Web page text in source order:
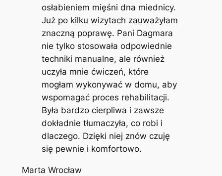
osłabieniem mięśni dna miednicy.
Już po kilku wizytach zauważyłam
znaczną poprawę. Pani Dagmara
nie tylko stosowała odpowiednie
techniki manualne, ale również
uczyła mnie ćwiczeń, które
mogłam wykonywać w domu, aby
wspomagać proces rehabilitacji.
Była bardzo cierpliwa i zawsze
dokładnie tłumaczyła, co robi i
dlaczego. Dzięki niej znów czuję
się pewnie i komfortowo.
Marta Wrocław